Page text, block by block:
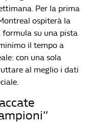
Per la prima
ospiterà la
formula su una pista
il tempo a
con una sola
al meglio i dati